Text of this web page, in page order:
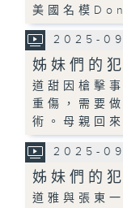
美國名模
2025-
姊妹們的
道甜因槍擊
重傷，需要
術。母親回
2025-
姊妹們的
道雅與張東